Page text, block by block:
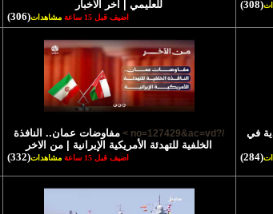
(308)
للعليمي | آخر الاخبار
اضيف قبل 15 ساعة مشاهدات(306)
في
(284)
/?no=127429&ac=vd >
مفاوضات عمان.. النافذة
الخلفية للتهدئة الأمريكية الإيرانية | من الاخر
اضيف قبل 15 ساعة مشاهدات(332)